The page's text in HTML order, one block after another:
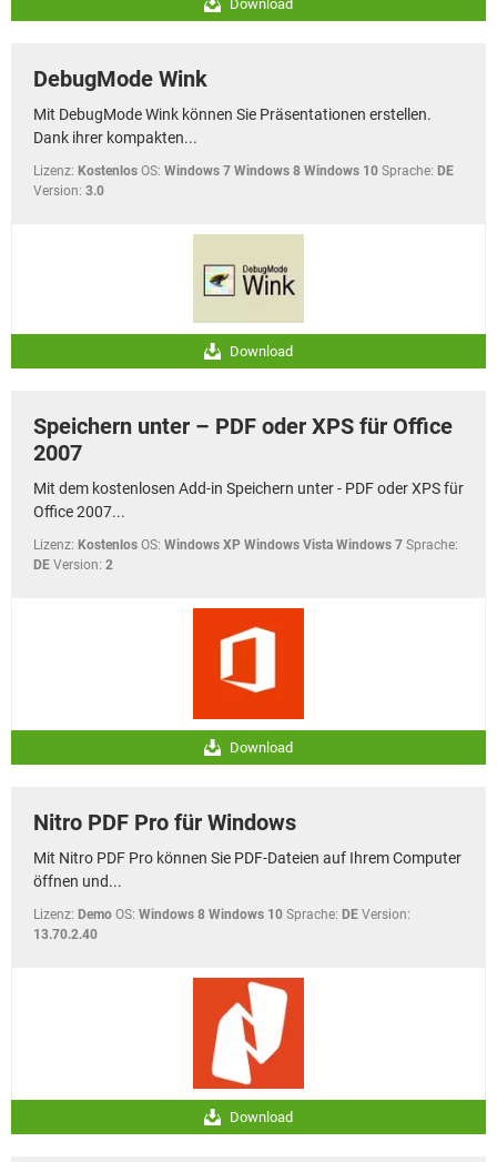
Download
DebugMode Wink
Mit DebugMode Wink können Sie Präsentationen erstellen.
Dank ihrer kompakten...
Lizenz: Kostenlos OS: Windows 7 Windows 8 Windows 10 Sprache: DE
Version: 3.0
Download
Speichern unter – PDF oder XPS für Office
2007
Mit dem kostenlosen Add-in Speichern unter - PDF oder XPS für
Office 2007...
Lizenz: Kostenlos OS: Windows XP Windows Vista Windows 7 Sprache:
DE Version: 2
Download
Nitro PDF Pro für Windows
Mit Nitro PDF Pro können Sie PDF-Dateien auf Ihrem Computer
öffnen und...
Lizenz: Demo OS: Windows 8 Windows 10 Sprache: DE Version:
13.70.2.40
Download